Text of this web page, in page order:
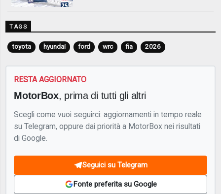
TAGS
toyota hyundai ford wrc fia 2026
RESTA AGGIORNATO
MotorBox, prima di tutti gli altri
Scegli come vuoi seguirci: aggiornamenti in tempo reale
su Telegram, oppure dai priorità a MotorBox nei risultati
di Google.
Seguici su Telegram
Fonte preferita su Google